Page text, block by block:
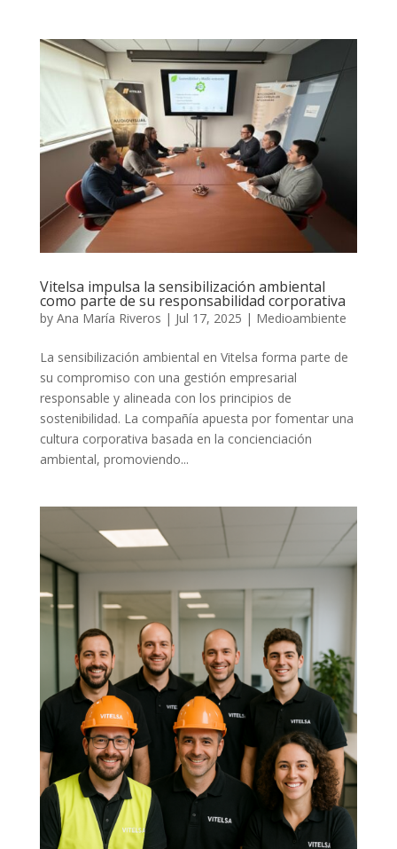
Vitelsa impulsa la sensibilización ambiental
como parte de su responsabilidad corporativa
by Ana María Riveros | Jul 17, 2025 | Medioambiente
La sensibilización ambiental en Vitelsa forma parte de
su compromiso con una gestión empresarial
responsable y alineada con los principios de
sostenibilidad. La compañía apuesta por fomentar una
cultura corporativa basada en la concienciación
ambiental, promoviendo...